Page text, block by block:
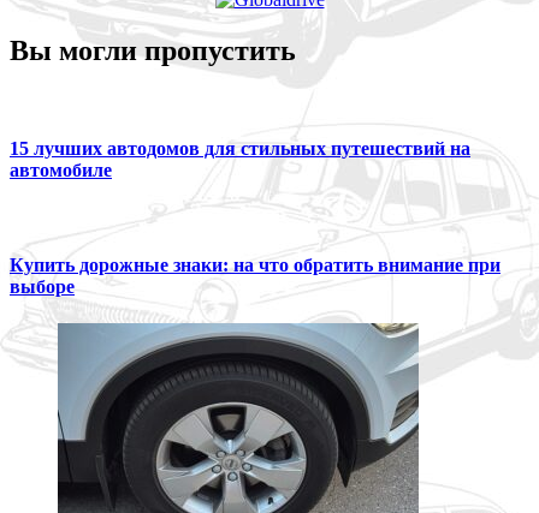
Вы могли пропустить
15 лучших автодомов для стильных путешествий на
автомобиле
Купить дорожные знаки: на что обратить внимание при
выборе